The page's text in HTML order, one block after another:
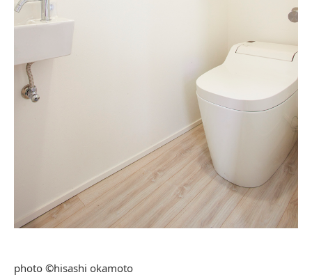
photo ©hisashi okamoto